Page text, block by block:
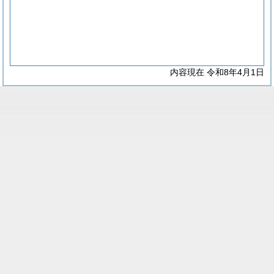
内容現在 令和8年4月1日